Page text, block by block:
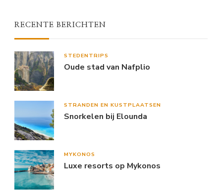
RECENTE BERICHTEN
STEDENTRIPS
Oude stad van Nafplio
STRANDEN EN KUSTPLAATSEN
Snorkelen bij Elounda
MYKONOS
Luxe resorts op Mykonos